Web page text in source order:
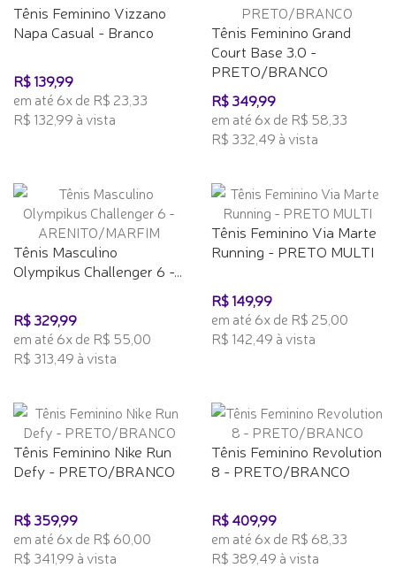
Tênis Feminino Vizzano
Napa Casual - Branco
R$ 139,99
em até 6x de R$ 23,33
R$ 132,99 à vista
Tênis Feminino Grand
Court Base 3.0 -
PRETO/BRANCO
R$ 349,99
em até 6x de R$ 58,33
R$ 332,49 à vista
Tênis Masculino
Olympikus Challenger 6 -...
R$ 329,99
em até 6x de R$ 55,00
R$ 313,49 à vista
Tênis Feminino Via Marte
Running - PRETO MULTI
R$ 149,99
em até 6x de R$ 25,00
R$ 142,49 à vista
Tênis Feminino Nike Run
Defy - PRETO/BRANCO
R$ 359,99
em até 6x de R$ 60,00
R$ 341,99 à vista
Tênis Feminino Revolution
8 - PRETO/BRANCO
R$ 409,99
em até 6x de R$ 68,33
R$ 389,49 à vista